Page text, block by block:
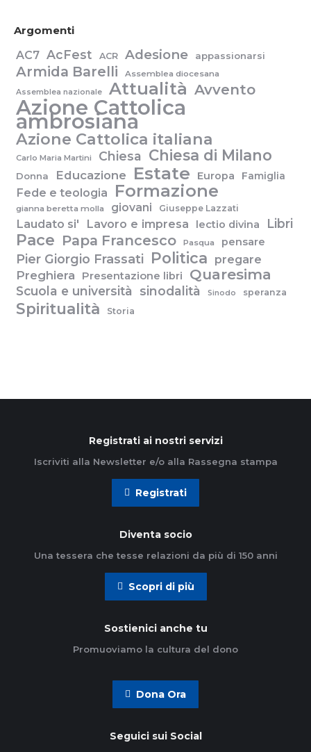
Argomenti
AC7 AcFest ACR Adesione appassionarsi
Armida Barelli Assemblea diocesana
Assemblea nazionale Attualità Avvento
Azione Cattolica
ambrosiana
Azione Cattolica italiana
Carlo Maria Martini Chiesa Chiesa di Milano
Donna Educazione Estate Europa Famiglia
Fede e teologia Formazione
gianna beretta molla giovani Giuseppe Lazzati
Laudato si' Lavoro e impresa lectio divina Libri
Pace Papa Francesco Pasqua pensare
Pier Giorgio Frassati Politica pregare
Preghiera
Presentazione libri Quaresima
Scuola e università sinodalità Sinodo speranza
Spiritualità Storia
Registrati ai nostri servizi
Iscriviti alla Newsletter e/o alla Rassegna stampa
Registrati
Diventa socio
Una tessera che tesse relazioni da più di 150 anni
Scopri di più
Sostienici anche tu
Promuoviamo la cultura del dono
Dona Ora
Seguici sui Social